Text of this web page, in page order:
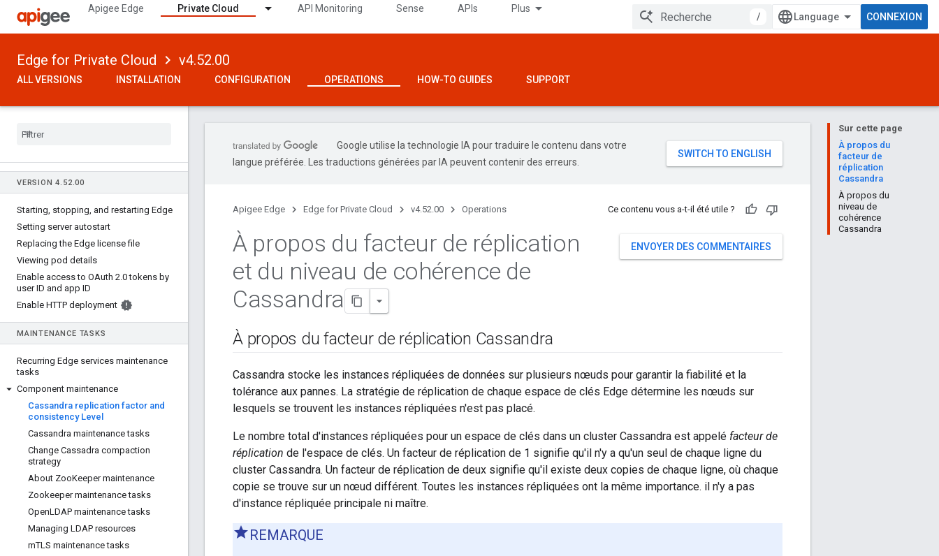
Apigee Edge Private Cloud API Monitoring Sense APIs Plus
/ CONNEXION
Edge for Private Cloud v4.52.00
ALL VERSIONS INSTALLATION CONFIGURATION OPERATIONS HOW-TO GUIDES SUPPORT
VERSION 4. 52.00
Starting, stopping, and restarting Edge
Setting server autostart
Replacing the Edge license file
Viewing pod details
Enable access to OAuth 2.0 tokens by
user ID and app ID
Enable HTTP deployment
MAINTENANCE TASKS
Recurring Edge services maintenance
tasks
Component maintenance
Cassandra replication factor and
consistency Level
Cassandra maintenance tasks
Change Cassadra compaction
strategy
About ZooKeeper maintenance
Zookeeper maintenance tasks
OpenLDAP maintenance tasks
Managing LDAP resources
mTLS maintenance tasks
Sur cette page
À propos du
facteur de
réplication
Cassandra
À propos du
niveau de
cohérence
Cassandra
Google utilise la technologie IA pour traduire le contenu dans votre
langue préférée. Les traductions générées par IA peuvent contenir des erreurs.
Apigee Edge Edge for Private Cloud v4.52.00 Operations Ce contenu vous a-t-il été utile ?
ENVOYER DES COMMENTAIRES
À propos du facteur de réplication
et du niveau de cohérence de
Cassandra
À propos du facteur de réplication Cassandra
Cassandra stocke les instances répliquées de données sur plusieurs nœuds pour garantir la fiabilité et la
tolérance aux pannes. La stratégie de réplication de chaque espace de clés Edge détermine les nœuds sur
lesquels se trouvent les instances répliquées n'est pas placé.
Le nombre total d'instances répliquées pour un espace de clés dans un cluster Cassandra est appelé facteur de
réplication de l'espace de clés. Un facteur de réplication de 1 signifie qu'il n'y a qu'un seul de chaque ligne du
cluster Cassandra. Un facteur de réplication de deux signifie qu'il existe deux copies de chaque ligne, où chaque
copie se trouve sur un nœud différent. Toutes les instances répliquées ont la même importance. il n'y a pas
d'instance répliquée principale ni maître.
REMARQUE